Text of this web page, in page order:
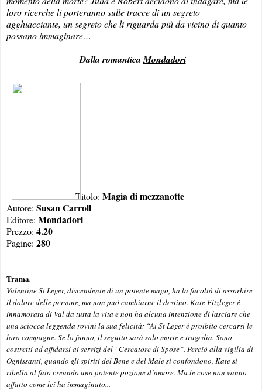
loro ricerche li porteranno sulle tracce di un segreto
agghiacciante, un segreto che li riguarda più da vicino di quanto
possano immaginare…
Dalla romanticaMondadori
Titolo: Magia di mezzanotte
Autore: Susan Carroll
Editore: Mondadori
Prezzo: 4.20
Pagine: 280
Trama.
Valentine St Leger, discendente di un potente mago, ha la facoltà di assorbire
il dolore delle persone, ma non può cambiarne il destino. Kate Fitzleger è
innamorata di Val da tutta la vita e non ha alcuna intenzione di lasciare che
una sciocca leggenda rovini la sua felicità: “Ai St Leger è proibito cercarsi le
loro compagne. Se lo fanno, il seguito sarà solo morte e tragedia. Sono
costretti ad affidarsi ai servizi del “Cercatore di Spose”. Perciò alla vigilia di
Ognissanti, quando gli spiriti del Bene e del Male si confondono, Kate si
ribella al fato creando una potente pozione d’amore. Ma le cose non vanno
affatto come lei ha immaginato...